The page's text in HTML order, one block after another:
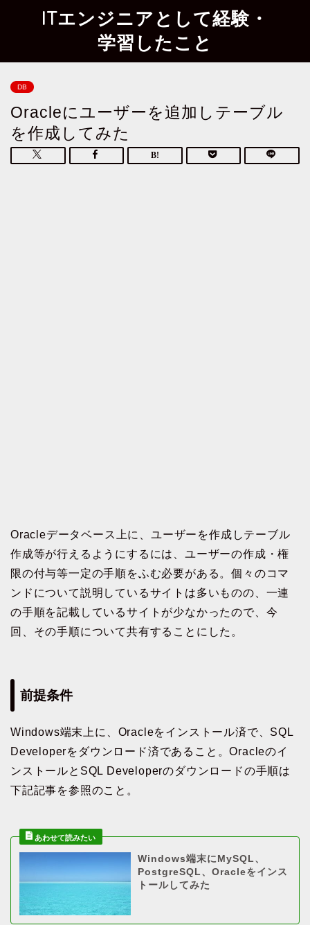
ITエンジニアとして経験・
学習したこと
DB
Oracleにユーザーを追加しテーブル
を作成してみた
Oracleデータベース上に、ユーザーを作成しテーブル
作成等が行えるようにするには、ユーザーの作成・権
限の付与等一定の手順をふむ必要がある。個々のコマ
ンドについて説明しているサイトは多いものの、一連
の手順を記載しているサイトが少なかったので、今
回、その手順について共有することにした。
前提条件
Windows端末上に、Oracleをインストール済で、SQL
Developerをダウンロード済であること。Oracleのイ
ンストールとSQL Developerのダウンロードの手順は
下記記事を参照のこと。
Windows端末にMySQL、
PostgreSQL、Oracleをインス
トールしてみた